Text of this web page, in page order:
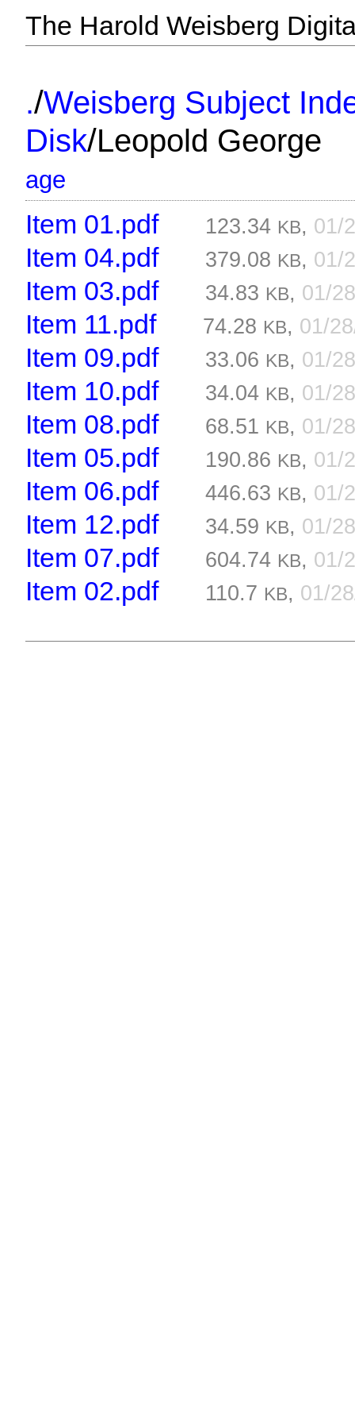
The Harold Weisberg
./Weisberg Subject
Disk/Leopold George
age
Item 01.pdf 123.34 KB, 01/
Item 04.pdf 379.08 KB, 01/
Item 03.pdf 34.83 KB, 01/
Item 11.pdf 74.28 KB, 01/
Item 09.pdf 33.06 KB, 01/
Item 10.pdf 34.04 KB, 01/
Item 08.pdf 68.51 KB, 01/
Item 05.pdf 190.86 KB, 01/
Item 06.pdf 446.63 KB, 01/
Item 12.pdf 34.59 KB, 01/
Item 07.pdf 604.74 KB, 01/
Item 02.pdf 110.7 KB, 01/